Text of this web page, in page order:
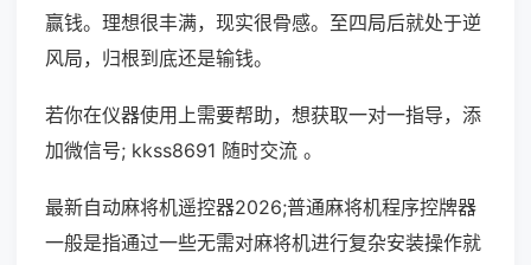
赢钱。理想很丰满，现实很骨感。至四局后就处于逆
风局，归根到底还是输钱。
若你在仪器使用上需要帮助，想获取一对一指导，添
加微信号; kkss8691 随时交流 。
最新自动麻将机遥控器2026;普通麻将机程序控牌器
一般是指通过一些无需对麻将机进行复杂安装操作就